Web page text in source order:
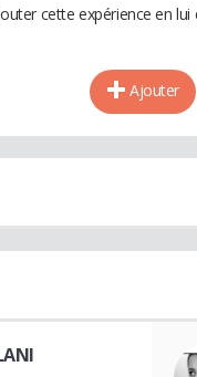
cette expérience en
Ajouter